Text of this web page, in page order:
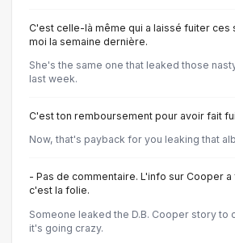
C'est celle-là même qui a laissé fuiter ces
moi la semaine dernière.
She's the same one that leaked those
last week.
C'est ton remboursement pour avoir fait
Now, that's payback for you leaking that
- Pas de commentaire. L'info sur Cooper
c'est la folie.
Someone leaked the D.B. Cooper story to
it's going crazy.